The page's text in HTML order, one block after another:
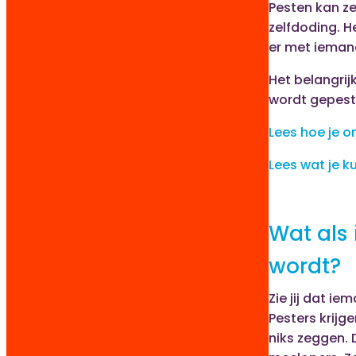
Pesten kan
zelfdoding.
er met
Het
wordt
Lees hoe je
Lees wat je
Wat
wordt?
Zie jij dat
Pesters
niks zeggen.